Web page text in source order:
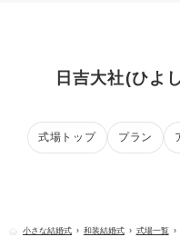
日吉大社(ひよ
式場トップ プラン
小さな結婚式 和装結婚式 式場一覧